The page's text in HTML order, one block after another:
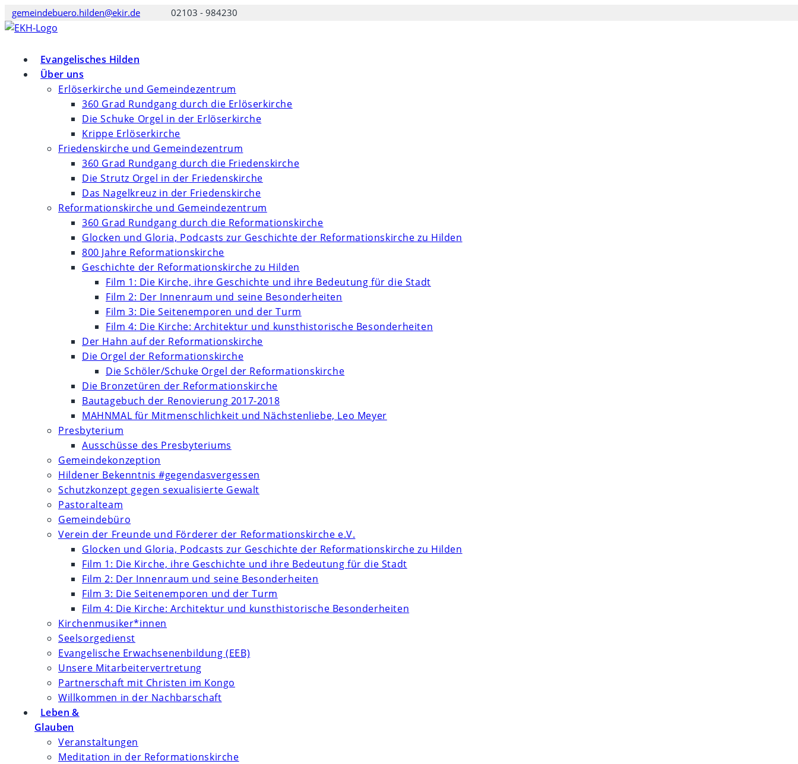
Zum
Inhalt
gemeindebuero.hilden@ekir.de 02103 - 984230
Evangelisches Hilden
Über uns
Erlöserkirche und Gemeindezentrum
360 Grad Rundgang durch die Erlöserkirche
Die Schuke Orgel in der Erlöserkirche
Krippe Erlöserkirche
Friedenskirche und Gemeindezentrum
360 Grad Rundgang durch die Friedenskirche
Die Strutz Orgel in der Friedenskirche
Das Nagelkreuz in der Friedenskirche
Reformationskirche und Gemeindezentrum
360 Grad Rundgang durch die Reformationskirche
Glocken und Gloria, Podcasts zur Geschichte der Reformationskirche zu Hilden
800 Jahre Reformationskirche
Geschichte der Reformationskirche zu Hilden
Film 1: Die Kirche, ihre Geschichte und ihre Bedeutung für die Stadt
Film 2: Der Innenraum und seine Besonderheiten
Film 3: Die Seitenemporen und der Turm
Film 4: Die Kirche: Architektur und kunsthistorische Besonderheiten
Der Hahn auf der Reformationskirche
Die Orgel der Reformationskirche
Die Schöler/Schuke Orgel der Reformationskirche
Die Bronzetüren der Reformationskirche
Bautagebuch der Renovierung 2017-2018
MAHNMAL für Mitmenschlichkeit und Nächstenliebe, Leo Meyer
Presbyterium
Ausschüsse des Presbyteriums
Gemeindekonzeption
Hildener Bekenntnis #gegendasvergessen
Schutzkonzept gegen sexualisierte Gewalt
Pastoralteam
Gemeindebüro
Verein der Freunde und Förderer der Reformationskirche e.V.
Glocken und Gloria, Podcasts zur Geschichte der Reformationskirche zu Hilden
Film 1: Die Kirche, ihre Geschichte und ihre Bedeutung für die Stadt
Film 2: Der Innenraum und seine Besonderheiten
Film 3: Die Seitenemporen und der Turm
Film 4: Die Kirche: Architektur und kunsthistorische Besonderheiten
Kirchenmusiker*innen
Seelsorgedienst
Evangelische Erwachsenenbildung (EEB)
Unsere Mitarbeitervertretung
Partnerschaft mit Christen im Kongo
Willkommen in der Nachbarschaft
Leben &
Glauben
Veranstaltungen
Meditation in der Reformationskirche